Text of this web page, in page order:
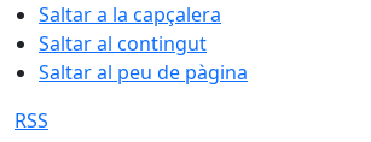
Saltar a la capçalera
Saltar al contingut
Saltar al peu de pàgina
RSS